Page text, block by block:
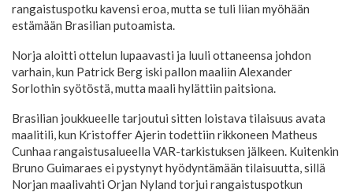
rangaistuspotku kavensi eroa, mutta se tuli liian myöhään
estämään Brasilian putoamista.
Norja aloitti ottelun lupaavasti ja luuli ottaneensa johdon
varhain, kun Patrick Berg iski pallon maaliin Alexander
Sorlothin syötöstä, mutta maali hylättiin paitsiona.
Brasilian joukkueelle tarjoutui sitten loistava tilaisuus avata
maalitili, kun Kristoffer Ajerin todettiin rikkoneen Matheus
Cunhaa rangaistusalueella VAR-tarkistuksen jälkeen. Kuitenkin
Bruno Guimaraes ei pystynyt hyödyntämään tilaisuutta, sillä
Norjan maalivahti Orjan Nyland torjui rangaistuspotkun